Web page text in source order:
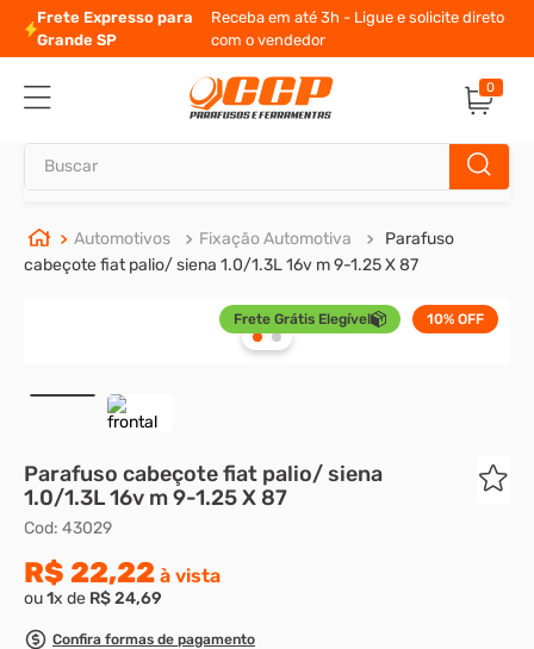
Frete Expresso para
Grande SP
Receba em até 3h - Ligue e solicite direto
com o vendedor
0
Automotivos Fixação Automotiva
Parafuso
cabeçote fiat palio/ siena 1.0/1.3L 16v m 9-1.25 X 87
Frete Grátis Elegível 10% OFF
Parafuso cabeçote fiat palio/ siena
1.0/1.3L 16v m 9-1.25 X 87
Cod: 43029
R$ 22,22 à vista
ou1x de R$24,69
Confira formas de pagamento
TERMOS MAIS BUSCADOS
parafuso allen
parafuso sextavado
6º
cupilha
7º
sextavado
8º
parafuso allen 5
rodizio